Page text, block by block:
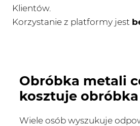
Klientów.
Korzystanie z platformy jest
Obróbka metali
kosztuje
Wiele osób wyszukuje